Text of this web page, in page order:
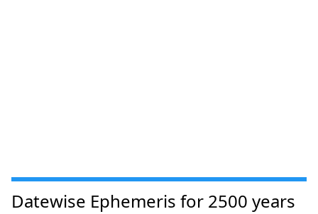
Datewise Ephemeris for 2500 years